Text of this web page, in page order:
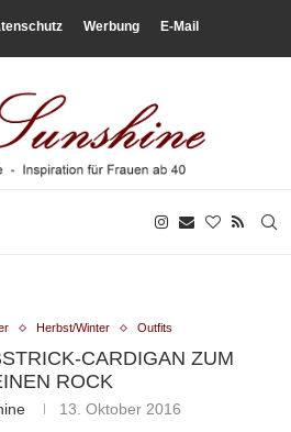
Werbung E-Mail
Herbst/Winter Outfits
CARDIGAN ZUM
ROCK
13. Oktober 2016